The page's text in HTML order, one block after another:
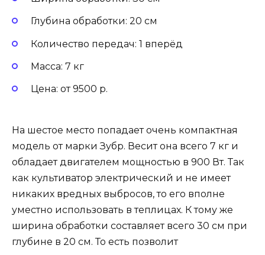
Глубина обработки: 20 см
Количество передач: 1 вперёд
Масса: 7 кг
Цена: от 9500 р.
На шестое место попадает очень компактная
модель от марки Зубр. Весит она всего 7 кг и
обладает двигателем мощностью в 900 Вт. Так
как культиватор электрический и не имеет
никаких вредных выбросов, то его вполне
уместно использовать в теплицах. К тому же
ширина обработки составляет всего 30 см при
глубине в 20 см. То есть позволит